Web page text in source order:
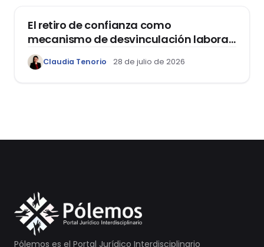
El retiro de confianza como
mecanismo de desvinculación laboral:
reflexiones a propósito de la casación
laboral 29553-2024 loreto
Claudia Tenorio 28 de julio de 2026
Pólemos es el Portal Jurídico Interdisciplinario